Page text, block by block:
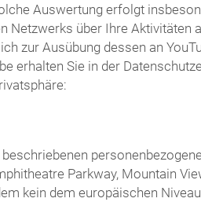
Auswertung erfolgt
Netzwerks über Ihre Aktivitäten
zur Ausübung dessen an
erhalten Sie in der
Parkway, Mountain
kein dem europäischen